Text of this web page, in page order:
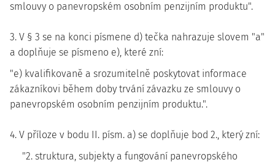
smlouvy o panevropském osobním penzijním produktu".
3. V § 3 se na konci písmene d) tečka nahrazuje slovem "a"
a doplňuje se písmeno e), které zní:
"e) kvalifikovaně a srozumitelně poskytovat informace
zákazníkovi během doby trvání závazku ze smlouvy o
panevropském osobním penzijním produktu.".
4. V příloze v bodu II. písm. a) se doplňuje bod 2., který zní:
"2. struktura, subjekty a fungování panevropského